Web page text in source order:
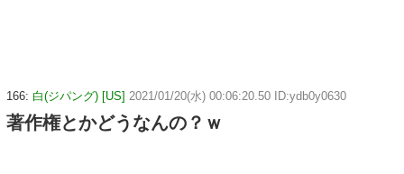
166: 白(ジパング) [US] 2021/01/20(水) 00:06:20.50 ID:ydb0y0630
著作権とかどうなんの？ｗ